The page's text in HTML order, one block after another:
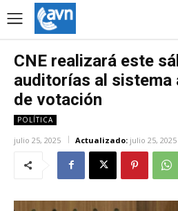
CNE realizará este
auditorías al sistema
de votación
POLÍTICA
julio 25, 2025 Actualizado: julio 25, 2025